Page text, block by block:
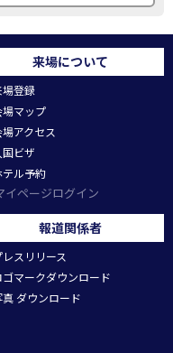
来場について
場登録
場マップ
アクセス
国ビザ
テル予約
イページログイン
報道関係者
レスリリース
ゴマークダウンロード
真 ダウンロード